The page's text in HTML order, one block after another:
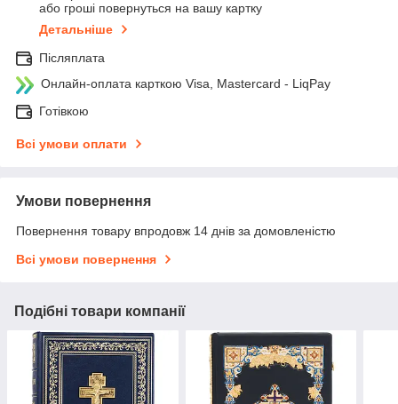
або гроші повернуться на вашу картку
Детальніше
Післяплата
Онлайн-оплата карткою Visa, Mastercard - LiqPay
Готівкою
Всі умови оплати
Умови повернення
Повернення товару впродовж 14 днів за домовленістю
Всі умови повернення
Подібні товари компанії